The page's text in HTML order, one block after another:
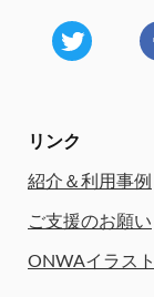
リンク
紹介＆利用事例
ご支援のお願い
ONWAイラス